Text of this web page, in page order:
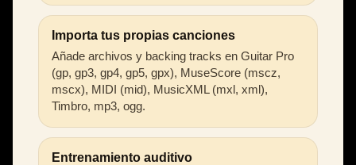
Importa tus propias canciones
Añade archivos y backing tracks en Guitar Pro
(gp, gp3, gp4, gp5, gpx), MuseScore (mscz,
mscx), MIDI (mid), MusicXML (mxl, xml),
Timbro, mp3, ogg.
Entrenamiento auditivo